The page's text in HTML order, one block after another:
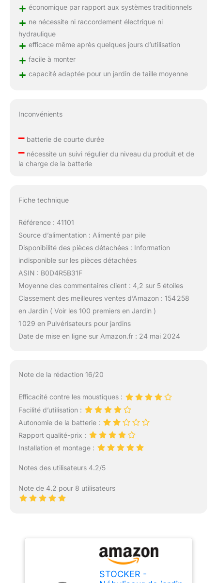
+ économique par rapport aux systèmes traditionnels
+ ne nécessite ni raccordement électrique ni
hydraulique
+ efficace même après quelques jours d’utilisation
+ facile à monter
+ capacité adaptée pour un jardin de taille moyenne
Inconvénients
–batterie de courte durée
–nécessite un suivi régulier du niveau du produit et de
la charge de la batterie
Fiche technique
Référence : 41101
Source d’alimentation : Alimenté par pile
Disponibilité des pièces détachées : Information
indisponible sur les pièces détachées
ASIN : B0D4R5B31F
Moyenne des commentaires client : 4,2 sur 5 étoiles
Classement des meilleures ventes d’Amazon : 154 258
en Jardin ( Voir les 100 premiers en Jardin )
1 029 en Pulvérisateurs pour jardins
Date de mise en ligne sur Amazon.fr : 24 mai 2024
Note de la rédaction 16/20
Efficacité contre les moustiques :
Facilité d’utilisation :
Autonomie de la batterie :
Rapport qualité-prix :
Installation et montage :
Notes des utilisateurs 4.2/5
Note de 4.2 pour 8 utilisateurs
STOCKER -